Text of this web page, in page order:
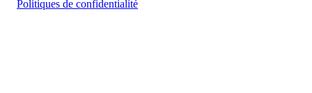
Politiques de confidentialité